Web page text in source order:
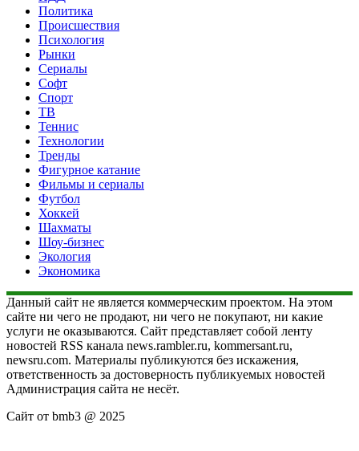
Политика
Происшествия
Психология
Рынки
Сериалы
Софт
Спорт
ТВ
Теннис
Технологии
Тренды
Фигурное катание
Фильмы и сериалы
Футбол
Хоккей
Шахматы
Шоу-бизнес
Экология
Экономика
Данный сайт не является коммерческим проектом. На этом
сайте ни чего не продают, ни чего не покупают, ни какие
услуги не оказываются. Сайт представляет собой ленту
новостей RSS канала news.rambler.ru, kommersant.ru,
newsru.com. Материалы публикуются без искажения,
ответственность за достоверность публикуемых новостей
Администрация сайта не несёт.
Сайт от bmb3 @ 2025